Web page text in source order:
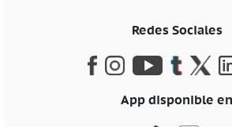
Redes Sociales
App disponible en